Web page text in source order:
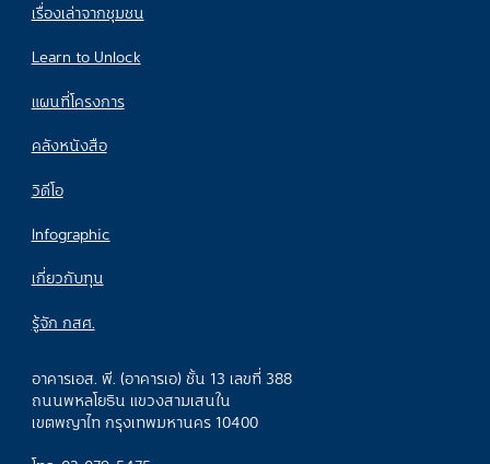
เรื่องเล่าจากชุมชน
Learn to Unlock
แผนที่โครงการ
คลังหนังสือ
วิดีโอ
Infographic
เกี่ยวกับทุน
รู้จัก กสศ.
อาคารเอส. พี. (อาคารเอ) ชั้น 13 เลขที่ 388
ถนนพหลโยธิน แขวงสามเสนใน
เขตพญาไท กรุงเทพมหานคร 10400